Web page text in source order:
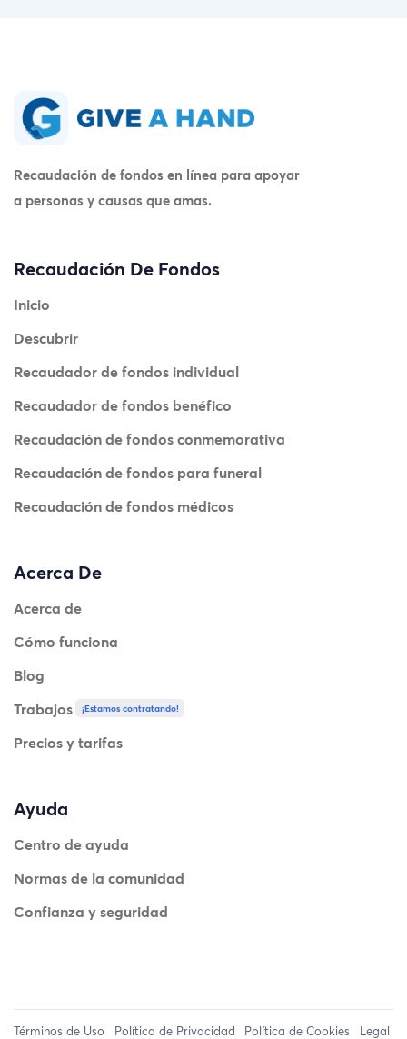
Recaudación de fondos en línea para apoyar
a personas y causas que amas.
Recaudación De Fondos
Inicio
Descubrir
Recaudador de fondos individual
Recaudador de fondos benéfico
Recaudación de fondos conmemorativa
Recaudación de fondos para funeral
Recaudación de fondos médicos
Acerca De
Acerca de
Cómo funciona
Blog
Trabajos
¡Estamos contratando!
Precios y tarifas
Ayuda
Centro de ayuda
Normas de la comunidad
Confianza y seguridad
Términos de Uso Política de Privacidad Política de Cookies Legal